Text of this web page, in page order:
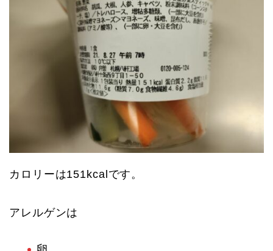
カロリーは151kcalです。
アレルゲンは